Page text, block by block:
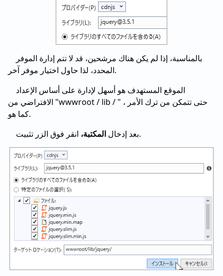
بالمناسبة، إذا لم يكن هناك مرشحين، قد لا تتم إدارة الموفر
المحدد، لذا حاول اختيار موفر آخر.
الموقع المستهدف هو أسهل لإدارة على أساس الإعداد
الافتراضي من "wwwroot / lib / " ، حتى تتمكن من ترك الأمر
كما هو.
بعد إدخال المكتبة، انقر فوق الزر تثبيت.